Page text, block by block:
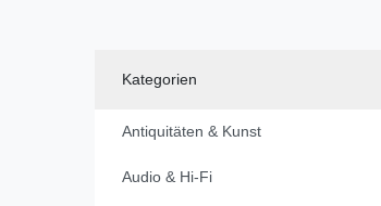
Kategorien
Antiquitäten & Kunst
Audio & Hi-Fi